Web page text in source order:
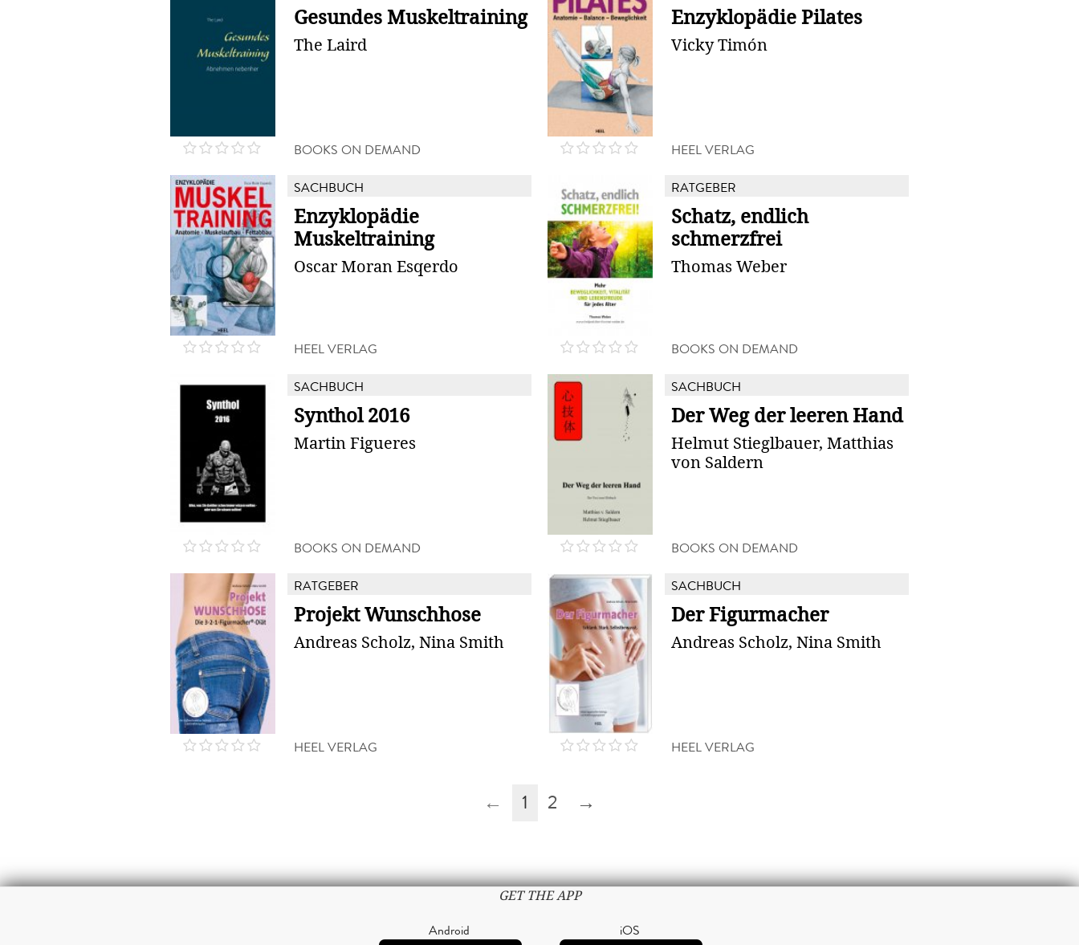
Gesundes Muskeltraining
The Laird
BOOKS ON DEMAND
Enzyklopädie Pilates
Vicky Timón
HEEL VERLAG
SACHBUCH
Enzyklopädie
Muskeltraining
Oscar Moran Esqerdo
HEEL VERLAG
RATGEBER
Schatz, endlich
schmerzfrei
Thomas Weber
BOOKS ON DEMAND
SACHBUCH
Synthol 2016
Martin Figueres
BOOKS ON DEMAND
SACHBUCH
Der Weg der leeren Hand
Helmut Stieglbauer, Matthias
von Saldern
BOOKS ON DEMAND
RATGEBER
Projekt Wunschhose
Andreas Scholz, Nina Smith
HEEL VERLAG
SACHBUCH
Der Figurmacher
Andreas Scholz, Nina Smith
HEEL VERLAG
← 1 2 →
GET THE APP
Android iOS